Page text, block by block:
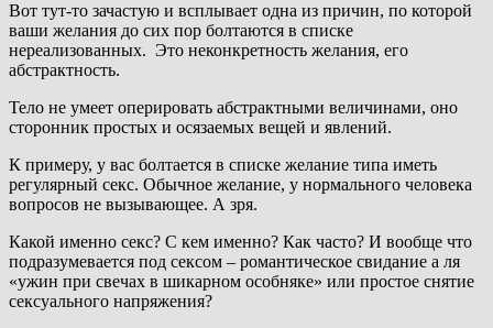
Вот тут-то зачастую и всплывает одна из причин, по которой
ваши желания до сих пор болтаются в списке
нереализованных. Это неконкретность желания, его
абстрактность.
Тело не умеет оперировать абстрактными величинами, оно
сторонник простых и осязаемых вещей и явлений.
К примеру, у вас болтается в списке желание типа иметь
регулярный секс. Обычное желание, у нормального человека
вопросов не вызывающее. А зря.
Какой именно секс? С кем именно? Как часто? И вообще что
подразумевается под сексом – романтическое свидание а ля
«ужин при свечах в шикарном особняке» или простое снятие
сексуального напряжения?